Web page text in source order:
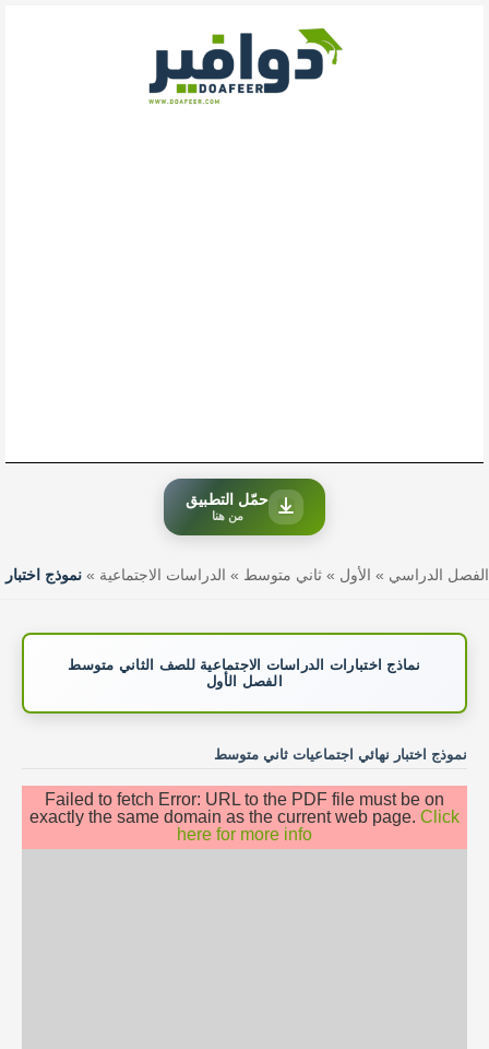
حمّل التطبيق
من هنا
الفصل الدراسي » الأول » ثاني متوسط » الدراسات الاجتماعية » نموذج اختبار
نماذج اختبارات الدراسات الاجتماعية للصف الثاني متوسط
الفصل الأول
نموذج اختبار نهائي اجتماعيات ثاني متوسط
Failed to fetch Error: URL to the PDF file must be on
exactly the same domain as the current web page. Click
here for more info